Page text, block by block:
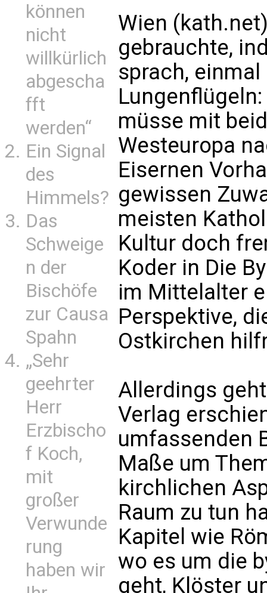
können
nicht
willkürlich
abgescha
fft
werden“
Ein Signal
des
Himmels?
Das
Schweige
n der
Bischöfe
zur Causa
Spahn
„Sehr
geehrter
Herr
Erzbischo
f Koch,
mit
großer
Verwunde
rung
haben wir
Wien
gebrauchte,
sprach,
müsse mit
Westeuropa
Eisernen
gewissen
meisten
Kultur doch
Koder in Die
im Mittelalter
Perspektive,
Ostkirchen
Allerdings
Verlag
umfassenden
Maße um
kirchlichen
Raum zu tun
Kapitel wie
wo es um die
geht, Klöster